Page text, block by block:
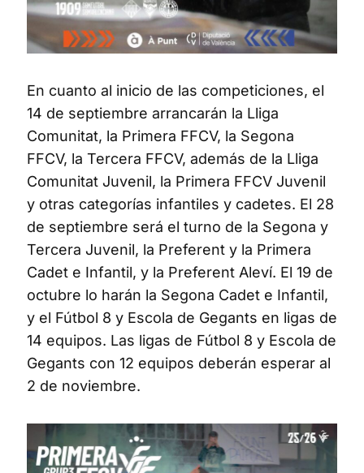
En cuanto al inicio de las competiciones, el
14 de septiembre arrancarán la Lliga
Comunitat, la Primera FFCV, la Segona
FFCV, la Tercera FFCV, además de la Lliga
Comunitat Juvenil, la Primera FFCV Juvenil
y otras categorías infantiles y cadetes. El 28
de septiembre será el turno de la Segona y
Tercera Juvenil, la Preferent y la Primera
Cadet e Infantil, y la Preferent Aleví. El 19 de
octubre lo harán la Segona Cadet e Infantil,
y el Fútbol 8 y Escola de Gegants en ligas de
14 equipos. Las ligas de Fútbol 8 y Escola de
Gegants con 12 equipos deberán esperar al
2 de noviembre.